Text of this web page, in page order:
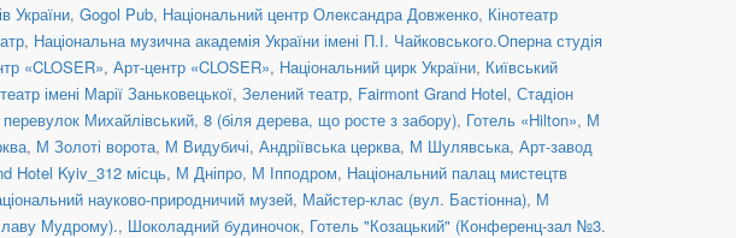
України, Gogol Pub, Національний центр Олександра Довженко, Кінотеатр
, Національна музична академія України імені П.І. Чайковського.Оперна студія
«CLOSER», Арт-центр «CLOSER», Національний цирк України, Київський
імені Марії Заньковецької, Зелений театр, Fairmont Grand Hotel, Стадіон
перевулок Михайлівський, 8 (біля дерева, що росте з забору), Готель «Hilton», М
, М Золоті ворота, М Видубичі, Андріївська церква, М Шулявська, Арт-завод
Hotel Kyiv_312 місць, М Дніпро, М Іпподром, Національний палац мистецтв
науково-природничий музей, Майстер-клас (вул. Бастіонна), М
Мудрому)., Шоколадний будиночок, Готель "Козацький" (Конференц-зал №3.